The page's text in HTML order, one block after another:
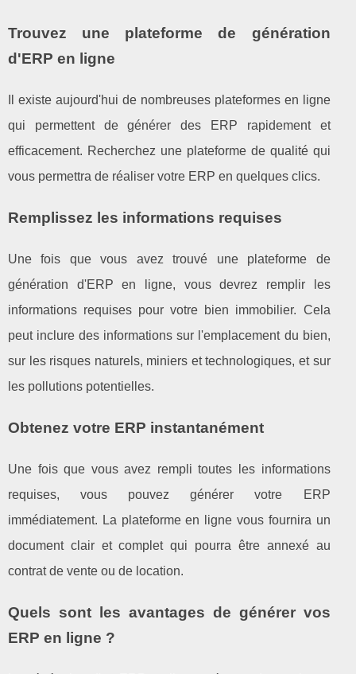
Trouvez une plateforme de génération
d'ERP en ligne
Il existe aujourd'hui de nombreuses plateformes en ligne
qui permettent de générer des ERP rapidement et
efficacement. Recherchez une plateforme de qualité qui
vous permettra de réaliser votre ERP en quelques clics.
Remplissez les informations requises
Une fois que vous avez trouvé une plateforme de
génération d'ERP en ligne, vous devrez remplir les
informations requises pour votre bien immobilier. Cela
peut inclure des informations sur l'emplacement du bien,
sur les risques naturels, miniers et technologiques, et sur
les pollutions potentielles.
Obtenez votre ERP instantanément
Une fois que vous avez rempli toutes les informations
requises, vous pouvez générer votre ERP
immédiatement. La plateforme en ligne vous fournira un
document clair et complet qui pourra être annexé au
contrat de vente ou de location.
Quels sont les avantages de générer vos
ERP en ligne ?